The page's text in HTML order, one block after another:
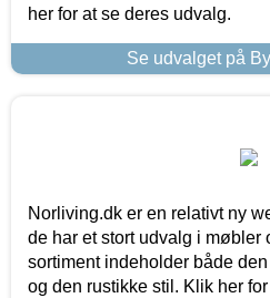
her for at se deres udvalg.
Se udvalget på
Norliving.dk er en relativt ny
de har et stort udvalg i møbler
sortiment indeholder både
og den rustikke stil. Klik her